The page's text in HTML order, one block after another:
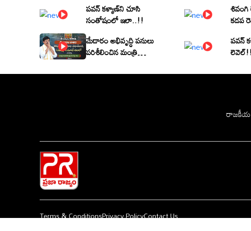
పవన్ కళ్యాణ్‌ని చూసి
సంతోషంలో ఇలా..!!
శివంగి
కడప
మేడారం అభివృద్ధి పనులు
పరిశీలించిన మంత్రి
పవన్
లెవెల్!!
రాజకీయ
Terms & ConditionsPrivacy PolicyContact Us